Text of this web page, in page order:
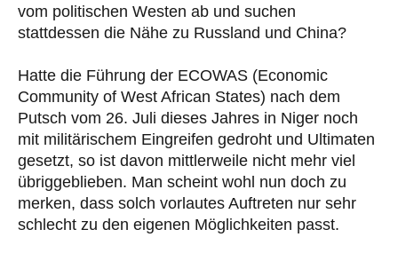
vom politischen Westen ab und suchen
stattdessen die Nähe zu Russland und China?
Hatte die Führung der ECOWAS (Economic
Community of West African States) nach dem
Putsch vom 26. Juli dieses Jahres in Niger noch
mit militärischem Eingreifen gedroht und Ultimaten
gesetzt, so ist davon mittlerweile nicht mehr viel
übriggeblieben. Man scheint wohl nun doch zu
merken, dass solch vorlautes Auftreten nur sehr
schlecht zu den eigenen Möglichkeiten passt.